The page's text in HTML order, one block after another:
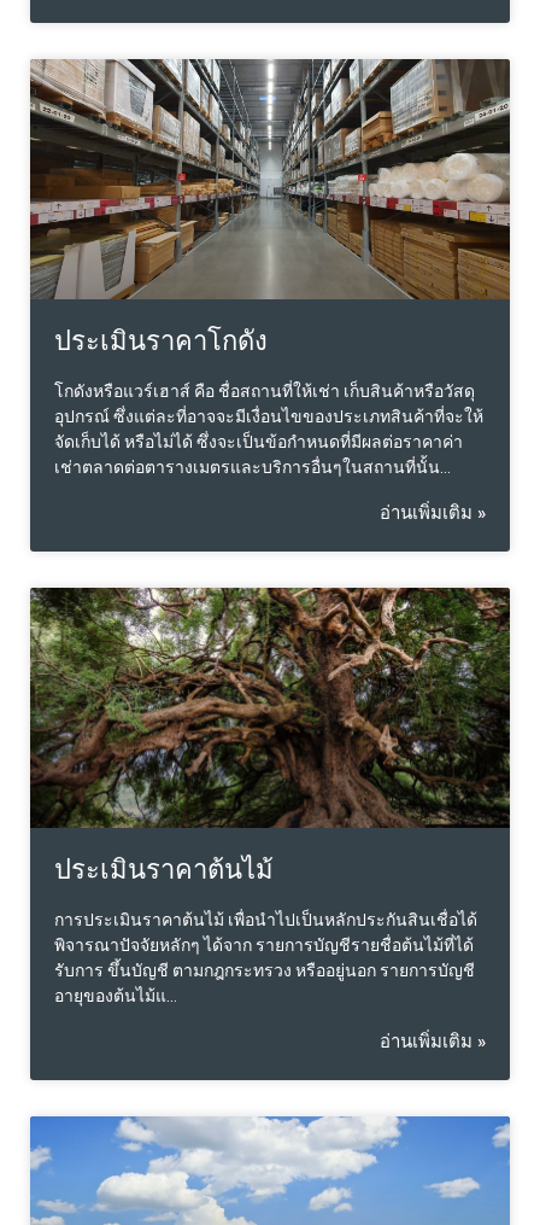
ประเมินราคาโกดัง
โกดังหรือแวร์เฮาส์ คือ ชื่อสถานที่ให้เช่า เก็บสินค้าหรือวัสดุ
อุปกรณ์ ซึ่งแต่ละที่อาจจะมีเงื่อนไขของประเภทสินค้าที่จะให้
จัดเก็บได้ หรือไม่ได้ ซึ่งจะเป็นข้อกำหนดที่มีผลต่อราคาค่า
เช่าตลาดต่อตารางเมตรและบริการอื่นๆในสถานที่นั้น
มีผลต่อค่าเช่าต่อตารางเมตรในภาพรวมซึ่งเป็นข้อได้เปรียบ
บริการไฟฟ้า น้ำ เครื่องทำความเย็นเป็นต้น
อ่านเพิ่มเติม »
ประเมินราคาต้นไม้
การประเมินราคาต้นไม้ เพื่อนำไปเป็นหลักประกันสินเชื่อได้
พิจารณาปัจจัยหลักๆ ได้จาก รายการบัญชีรายชื่อต้นไม้ที่ได้
รับการ ขึ้นบัญชี ตามกฎกระทรวง หรืออยู่นอก รายการบัญชี
อายุของต้นไม้แ…
อ่านเพิ่มเติม »